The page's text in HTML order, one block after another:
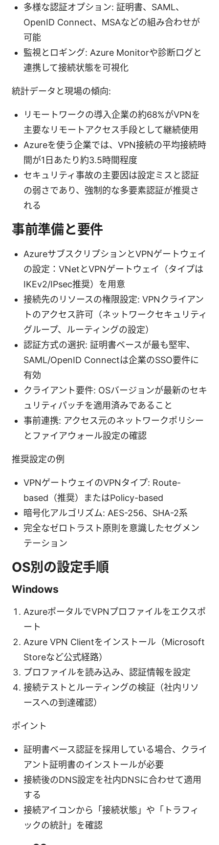
多様な認証オプション: 証明書、SAML、
OpenID Connect、MSAなどの組み合わせが
可能
監視とロギング: Azure Monitorや診断ログと
連携して接続状態を可視化
統計データと現場の傾向:
リモートワークの導入企業の約68%がVPNを
主要なリモートアクセス手段として継続使用
Azureを使う企業では、VPN接続の平均接続時
間が1日あたり約3.5時間程度
セキュリティ事故の主要因は設定ミスと認証
の弱さであり、強制的な多要素認証が推奨さ
れる
事前準備と要件
AzureサブスクリプションとVPNゲートウェイ
の設定：VNetとVPNゲートウェイ（タイプは
IKEv2/IPsec推奨）を用意
接続先のリソースの権限設定: VPNクライアン
トのアクセス許可（ネットワークセキュリティ
グループ、ルーティングの設定）
認証方式の選択: 証明書ベースが最も堅牢、
SAML/OpenID Connectは企業のSSO要件に
有効
クライアント要件: OSバージョンが最新のセキ
ュリティパッチを適用済みであること
事前連携: アクセス元のネットワークポリシー
とファイアウォール設定の確認
推奨設定の例
VPNゲートウェイのVPNタイプ: Route-
based（推奨）またはPolicy-based
暗号化アルゴリズム: AES-256、SHA-2系
完全なゼロトラスト原則を意識したセグメン
テーション
OS別の設定手順
Windows
AzureポータルでVPNプロファイルをエクスポ
ート
Azure VPN Clientをインストール（Microsoft
Storeなど公式経路）
プロファイルを読み込み、認証情報を設定
接続テストとルーティングの検証（社内リソ
ースへの到達確認）
ポイント
証明書ベース認証を採用している場合、クライ
アント証明書のインストールが必要
接続後のDNS設定を社内DNSに合わせて適用
する
接続アイコンから「接続状態」や「トラフィ
ックの統計」を確認